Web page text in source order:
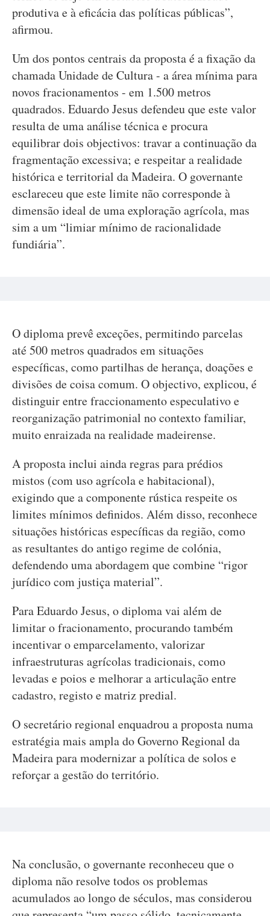
produtiva e à eficácia das políticas públicas”,
afirmou.
Um dos pontos centrais da proposta é a fixação da
chamada Unidade de Cultura - a área mínima para
novos fracionamentos - em 1.500 metros
quadrados. Eduardo Jesus defendeu que este valor
resulta de uma análise técnica e procura
equilibrar dois objectivos: travar a continuação da
fragmentação excessiva; e respeitar a realidade
histórica e territorial da Madeira. O governante
esclareceu que este limite não corresponde à
dimensão ideal de uma exploração agrícola, mas
sim a um “limiar mínimo de racionalidade
fundiária”.
O diploma prevê exceções, permitindo parcelas
até 500 metros quadrados em situações
específicas, como partilhas de herança, doações e
divisões de coisa comum. O objectivo, explicou, é
distinguir entre fraccionamento especulativo e
reorganização patrimonial no contexto familiar,
muito enraizada na realidade madeirense.
A proposta inclui ainda regras para prédios
mistos (com uso agrícola e habitacional),
exigindo que a componente rústica respeite os
limites mínimos definidos. Além disso, reconhece
situações históricas específicas da região, como
as resultantes do antigo regime de colónia,
defendendo uma abordagem que combine “rigor
jurídico com justiça material”.
Para Eduardo Jesus, o diploma vai além de
limitar o fracionamento, procurando também
incentivar o emparcelamento, valorizar
infraestruturas agrícolas tradicionais, como
levadas e poios e melhorar a articulação entre
cadastro, registo e matriz predial.
O secretário regional enquadrou a proposta numa
estratégia mais ampla do Governo Regional da
Madeira para modernizar a política de solos e
reforçar a gestão do território.
Na conclusão, o governante reconheceu que o
diploma não resolve todos os problemas
acumulados ao longo de séculos, mas considerou